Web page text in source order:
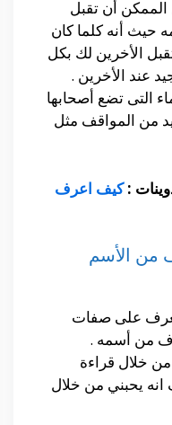
أن تقبل
أنه كلما كان
الأخرين لك بكل
عند الأخرين .
التى تضع أصحابها
من المواقف مثل
:كيف اعرف
من الأسم
على صفات
من أسمه .
خلال قراءة
يحبني من خلال